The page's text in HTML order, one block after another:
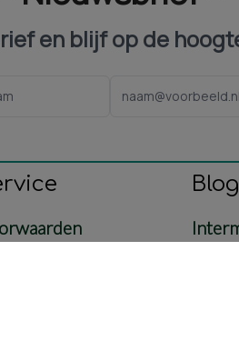
en blijf op de